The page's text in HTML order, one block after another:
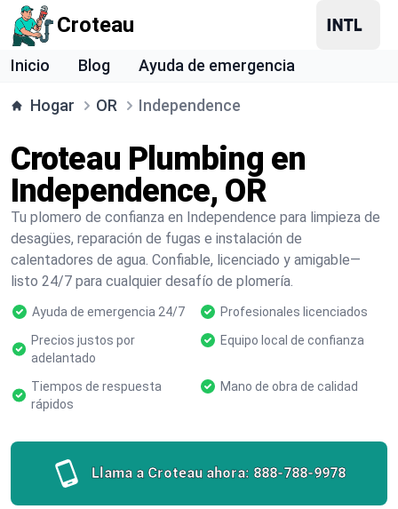
Croteau
Inicio Blog Ayuda de emergencia
Hogar OR Independence
Croteau Plumbing en
Independence, OR
Tu plomero de confianza en Independence para limpieza de
desagües, reparación de fugas e instalación de
calentadores de agua. Confiable, licenciado y amigable—
listo 24/7 para cualquier desafío de plomería.
Ayuda de emergencia 24/7
Profesionales licenciados
Precios justos por
adelantado
Equipo local de confianza
Tiempos de respuesta
rápidos
Mano de obra de calidad
Llama a Croteau ahora: 888-788-9978